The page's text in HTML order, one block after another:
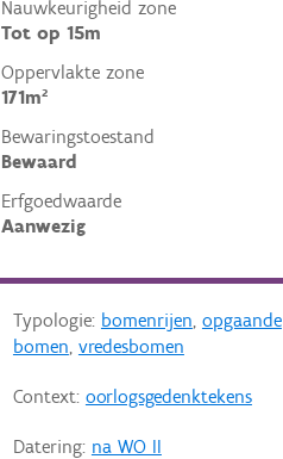
Nauwkeurigheid zone
Tot op 15m
Oppervlakte zone
171m²
Bewaringstoestand
Bewaard
Erfgoedwaarde
Aanwezig
Typologie: bomenrijen, opgaande
bomen, vredesbomen
Context: oorlogsgedenktekens
Datering: na WO II